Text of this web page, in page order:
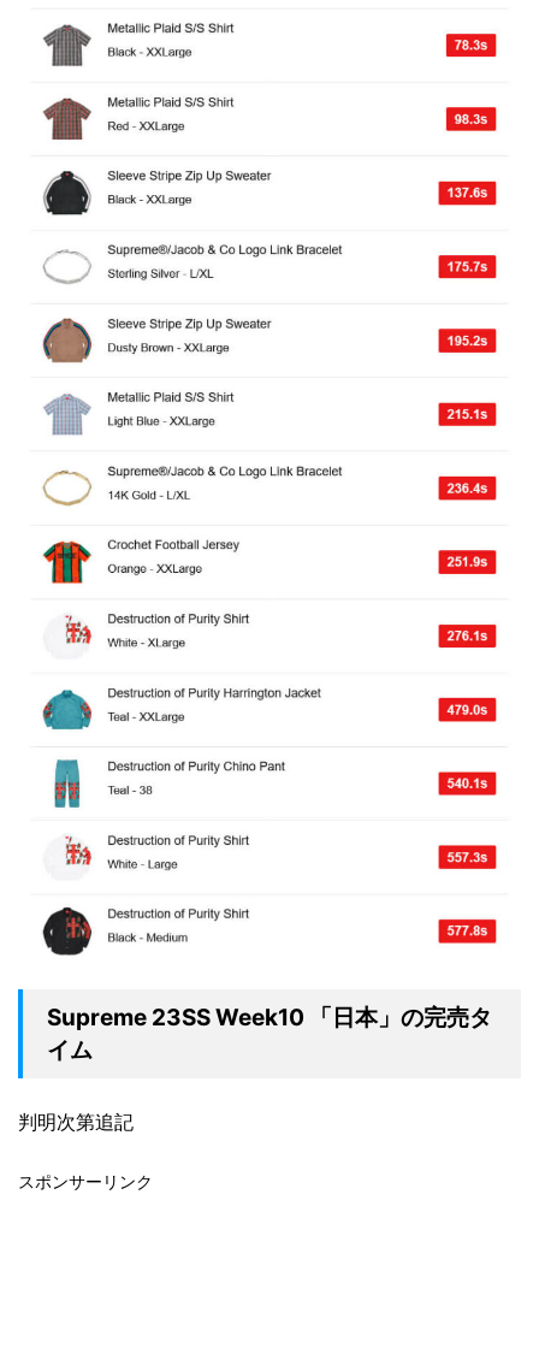
Supreme 23SS Week10 「日本」の完売タ
イム
判明次第追記
スポンサーリンク